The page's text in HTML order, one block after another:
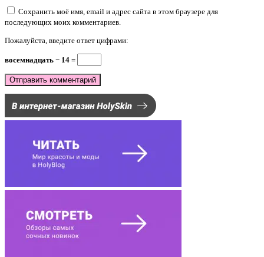
Сохранить моё имя, email и адрес сайта в этом браузере для
последующих моих комментариев.
Пожалуйста, введите ответ цифрами:
восемнадцать − 14 =